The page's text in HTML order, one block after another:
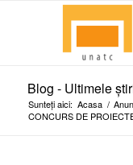
Blog - Ultimele
Sunteți aici: Acasa /
CONCURS DE